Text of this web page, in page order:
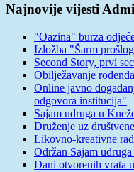
Najnovije vijesti
"Oazina" burza
Izložba "Šarm
Second Story, prvi
Obilježavanje
Online javno
odgovora institucija"
Sajam udruga u
Druženje uz
Likovno-kreativne
Održan Sajam
Dani otvorenih vrata